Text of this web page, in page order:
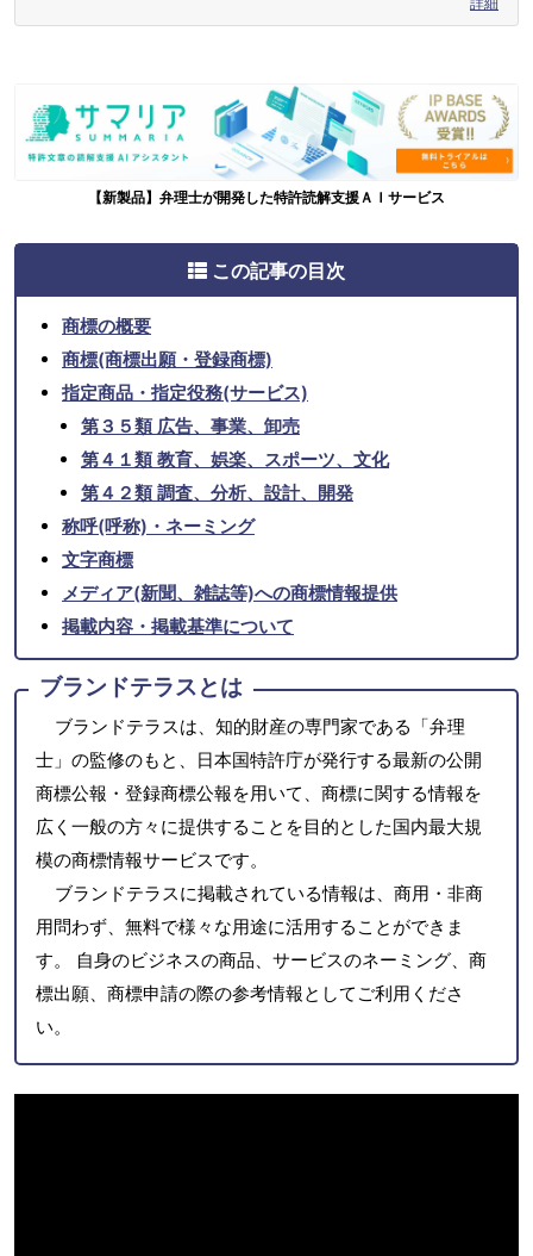
【新製品】弁理士が開発した特許読解支援ＡＩサービス
この記事の目次
商標の概要
商標(商標出願・登録商標)
指定商品・指定役務(サービス)
第３５類 広告、事業、卸売
第４１類 教育、娯楽、スポーツ、文化
第４２類 調査、分析、設計、開発
称呼(呼称)・ネーミング
文字商標
メディア(新聞、雑誌等)への商標情報提供
掲載内容・掲載基準について
ブランドテラスとは
ブランドテラスは、知的財産の専門家である「弁理
士」の監修のもと、日本国特許庁が発行する最新の公開
商標公報・登録商標公報を用いて、商標に関する情報を
広く一般の方々に提供することを目的とした国内最大規
模の商標情報サービスです。
ブランドテラスに掲載されている情報は、商用・非商
用問わず、無料で様々な用途に活用することができま
す。 自身のビジネスの商品、サービスのネーミング、商
標出願、商標申請の際の参考情報としてご利用くださ
い。